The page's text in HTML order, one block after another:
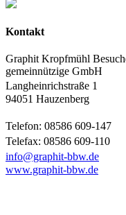
Kontakt
Graphit Kropfmühl
gemeinnützige GmbH
Langheinrichstraße 1
94051 Hauzenberg
Telefon: 08586 609-147
Telefax: 08586 609-110
info@graphit-bbw.de
www.graphit-bbw.de